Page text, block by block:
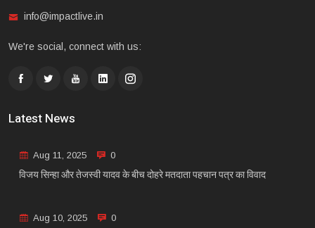
info@impactlive.in
We're social, connect with us:
Latest News
Aug 11, 2025 0
विजय सिन्हा और तेजस्वी यादव के बीच दोहरे मतदाता पहचान पत्र का विवाद
Aug 10, 2025 0